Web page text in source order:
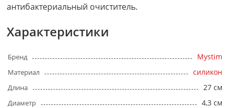
антибактериальный очиститель.
Характеристики
Бренд Mystim
Материал силикон
Длина 27 см
Диаметр 4,3 см